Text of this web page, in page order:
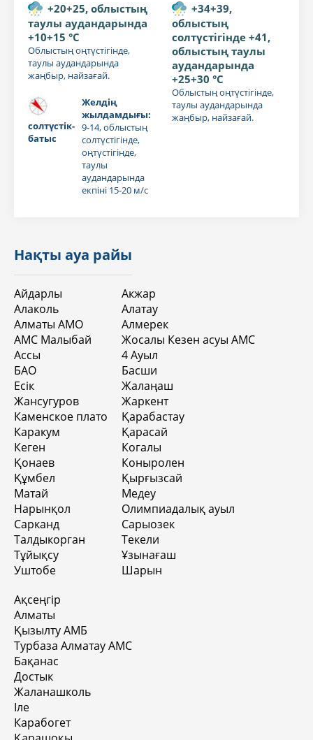
+20+25, облыстың
таулы аудандарында
+10+15 °C
Облыстың оңтүстігінде,
таулы аудандарында
жаңбыр, найзағай.
солтүстік-
батыс
Желдің
жылдамдығы:
9-14, облыстың
солтүстігінде,
оңтүстігінде,
таулы
аудандарында
екпіні 15-20 м/с
+34+39,
облыстың
солтүстігінде +41,
облыстың таулы
аудандарында
+25+30 °C
Облыстың оңтүстігінде,
таулы аудандарында
жаңбыр, найзағай.
Нақты ауа райы
Айдарлы
Алаколь
Алматы АМО
АМС Малыбай
Ассы
БАО
Есік
Жансугуров
Каменское плато
Каракум
Кеген
Қонаев
Құмбел
Матай
Нарынқол
Сарканд
Талдыкорган
Тұйықсу
Уштобе
Акжар
Алатау
Алмерек
Жосалы Кезен асуы АМС
4 Aуыл
Басши
Жалаңаш
Жаркент
Қарабастау
Қарасай
Когалы
Коныролен
Қырғызсай
Медеу
Олимпиадалық ауыл
Сарыозек
Текели
Ұзынағаш
Шарын
Ақсеңгір
Алматы
Қызылту АМБ
Турбаза Алматау АМС
Бақанас
Достык
Жаланашколь
Іле
Карабогет